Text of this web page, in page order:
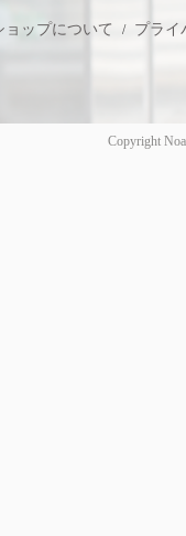
ョップについて プライ
Copyright